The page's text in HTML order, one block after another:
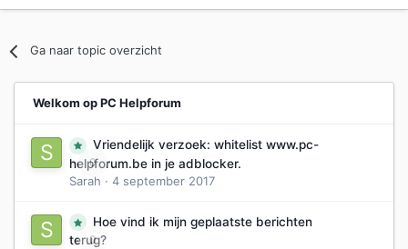
Ga naar topic overzicht
Welkom op PC Helpforum
0
Vriendelijk verzoek: whitelist www.pc-
helpforum.be in je adblocker.
Sarah · 4 september 2017
0
Hoe vind ik mijn geplaatste berichten
terug?